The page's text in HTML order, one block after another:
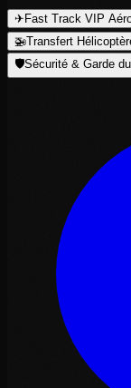
✈ Fast Track VIP
🚁Transfert
🛡Sécurité & Garde